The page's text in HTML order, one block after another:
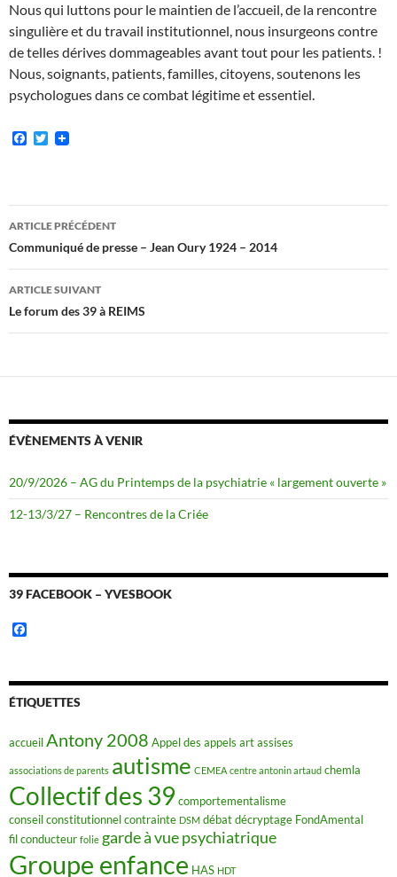
Nous qui luttons pour le maintien de l’accueil, de la rencontre
singulière et du travail institutionnel, nous insurgeons contre
de telles dérives dommageables avant tout pour les patients. !
Nous, soignants, patients, familles, citoyens, soutenons les
psychologues dans ce combat légitime et essentiel.
F
o
o
T
e
r
Navigation
des
articles
ARTICLE PRÉCÉDENT
Communiqué de presse – Jean Oury 1924 – 2014
ARTICLE SUIVANT
Le forum des 39 à REIMS
ÉVÈNEMENTS À VENIR
20/9/2026 – AG du Printemps de la psychiatrie « largement ouverte »
12-13/3/27 – Rencontres de la Criée
39 FACEBOOK – YVESBOOK
b
o
o
ÉTIQUETTES
accueilAntony 2008 Appel des appels artassises
associations de parents autisme CEMEA centre antonin artaud chemla
Collectif des 39 comportementalisme
conseil constitutionnelcontrainte DSM débatdécryptage FondAmental
fil conducteur folie garde à vue psychiatrique
Groupe enfance HAS HDT